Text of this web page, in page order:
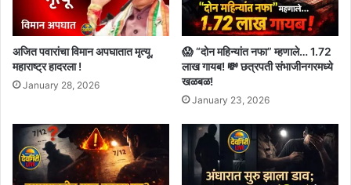
अजित पवारांचा विमान अपघातात मृत्यू,
महाराष्ट्र हादरला !
January 28, 2026
😱 “दोन महिन्यांत नफा” म्हणाले… 1.72
लाख गायब! 💸 छत्रपती संभाजीनगरमध्ये
खळबळ!
January 23, 2026